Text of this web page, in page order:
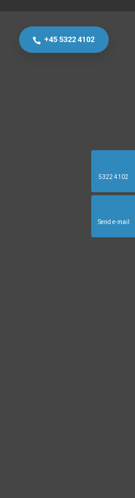
5322 4102
Send e-mail
+45 5322 4102